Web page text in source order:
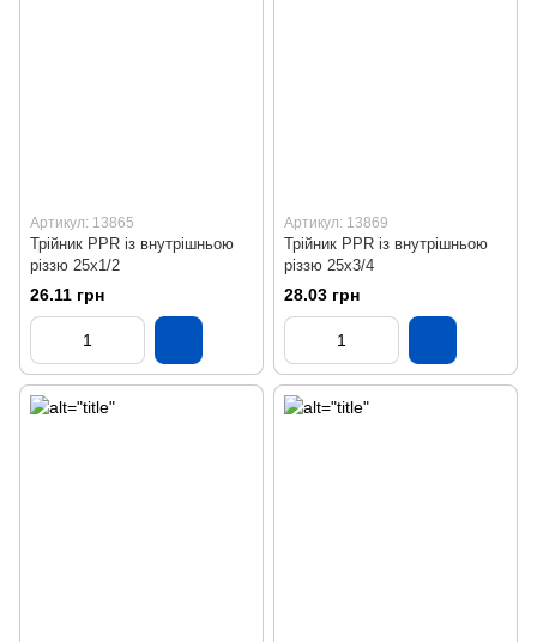
Артикул: 13865
Трійник PPR із внутрішньою
різзю 25х1/2
26.11 грн
Артикул: 13869
Трійник PPR із внутрішньою
різзю 25х3/4
28.03 грн